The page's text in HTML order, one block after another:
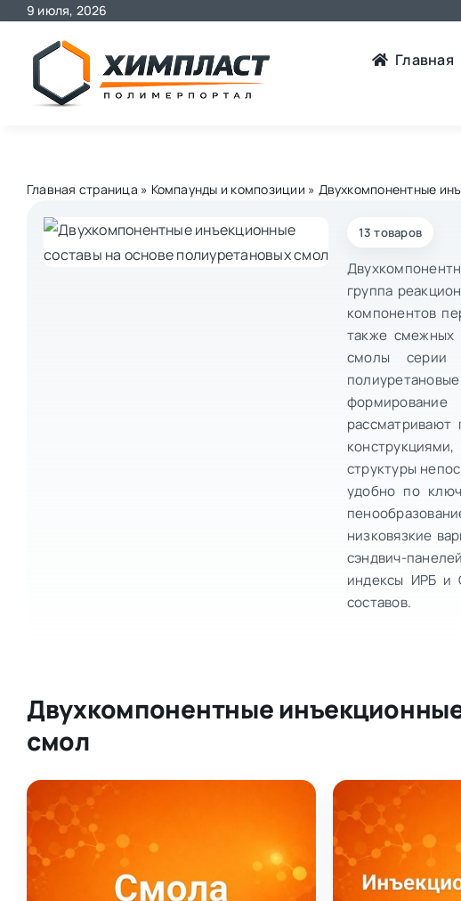
content
9 июля, 2026
Главная
Главная страница » Компаунды и композиции » Двухкомпонентные
13 товаров
группа
компонентов
также смежных
смолы серии
структуры
удобно по
низковязкие
сэндвич-
индексы ИРБ и
составов.
Двухкомпонентные
смол